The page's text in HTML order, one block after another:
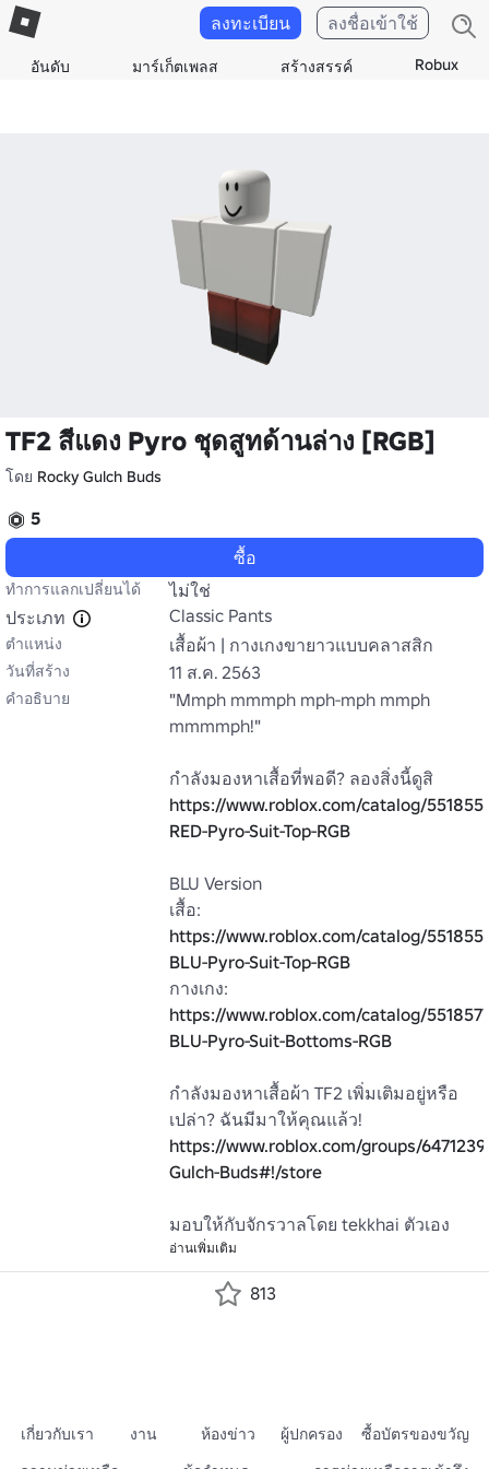
อันดับ มาร์เก็ตเพลส สร้างสรรค์ Robux
ลงทะเบียน ลงชื่อเข้าใช้
TF2 สีแดง Pyro ชุดสูทด้านล่าง [RGB]
โดย Rocky Gulch Buds
5
ซื้อ
ทำการแลกเปลี่ยนได้
ไม่ใช่
ประเภท
Classic Pants
ตำแหน่ง เสื้อผ้า | กางเกงขายาวแบบคลาสสิก
วันที่สร้าง 11 ส.ค. 2563
คำอธิบาย
"Mmph mmmph mph-mph mmph
mmmmph!"
https://www.roblox.com/catalog/
RED-Pyro-Suit-Top-RGB
BLU Version
https://www.roblox.com/catalog/
BLU-Pyro-Suit-Top-RGB
https://www.roblox.com/catalog/
BLU-Pyro-Suit-Bottoms-RGB
กำลังมองหาเสื้อผ้า TF2 เพิ่มเติมอยู่หรือ
https://www.roblox.com/groups/
Gulch-Buds#!/store
มอบให้กับจักรวาลโดย tekkhai ตัวเอง
อ่านเพิ่มเติม
813
เกี่ยวกับเรา งาน ห้องข่าว ผู้ปกครอง
ซื้อบัตรของขวัญ